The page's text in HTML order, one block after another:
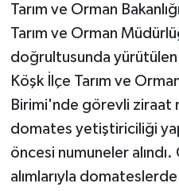
Tarım ve Orman
Tarım ve Orman
doğrultusunda yürütülen
Köşk İlçe Tarım ve
Birimi'nde görevli ziraat
domates yetiştiriciliği
öncesi numuneler
alımlarıyla domateslerde